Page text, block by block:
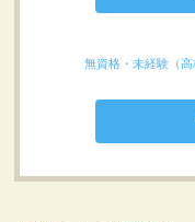
無資格・未経験（